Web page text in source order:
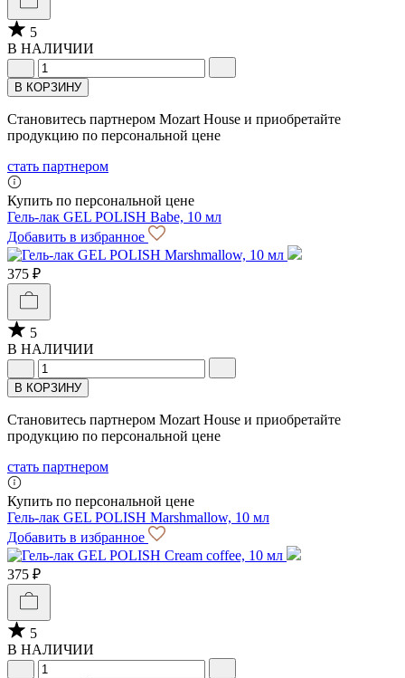
5
В НАЛИЧИИ
В КОРЗИНУ
Становитесь партнером Mozart House и приобретайте
продукцию по персональной цене
стать партнером
Купить по персональной цене
Гель-лак GEL POLISH Babe, 10 мл
Добавить в избранное
375 ₽
5
В НАЛИЧИИ
В КОРЗИНУ
Становитесь партнером Mozart House и приобретайте
продукцию по персональной цене
стать партнером
Купить по персональной цене
Гель-лак GEL POLISH Marshmallow, 10 мл
Добавить в избранное
375 ₽
5
В НАЛИЧИИ